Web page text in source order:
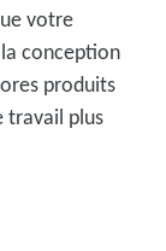
votre
conception
produits
travail plus